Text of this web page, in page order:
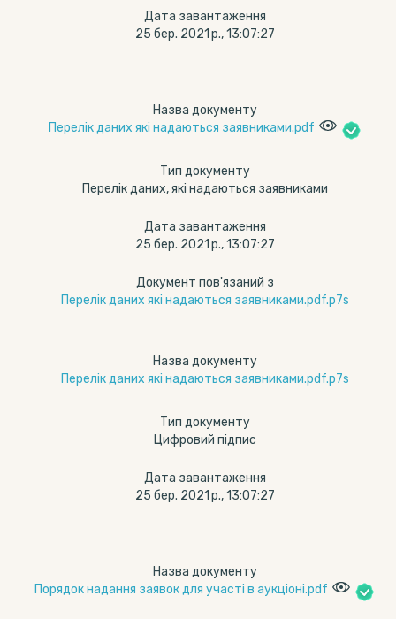
Дата завантаження
25 бер. 2021 р., 13:07:27
Назва документу
Перелік даних які надаються заявниками.pdf
Тип документу
Перелік даних, які надаються заявниками
Дата завантаження
25 бер. 2021 р., 13:07:27
Документ пов'язаний з
Перелік даних які надаються заявниками.pdf.p7s
Назва документу
Перелік даних які надаються заявниками.pdf.p7s
Тип документу
Цифровий підпис
Дата завантаження
25 бер. 2021 р., 13:07:27
Назва документу
Порядок надання заявок для участі в аукціоні.pdf